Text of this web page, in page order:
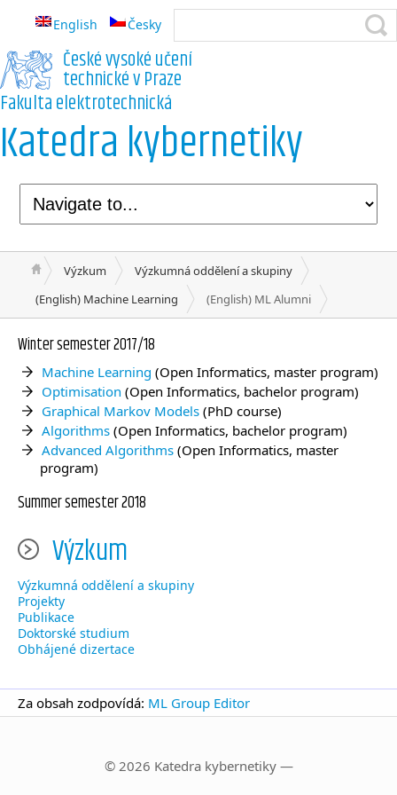
English Česky
České vysoké učení
technické v Praze
Fakulta elektrotechnická
Katedra kybernetiky
Výzkum
Výzkumná oddělení a skupiny
(English) Machine Learning
(English) ML Alumni
Winter semester 2017/18
Machine Learning (Open Informatics, master program)
Optimisation (Open Informatics, bachelor program)
Graphical Markov Models (PhD course)
Algorithms (Open Informatics, bachelor program)
Advanced Algorithms (Open Informatics, master
program)
Summer semester 2018
Výzkum
Výzkumná oddělení a skupiny
Projekty
Publikace
Doktorské studium
Obhájené dizertace
Za obsah zodpovídá: ML Group Editor
© 2026 Katedra kybernetiky —